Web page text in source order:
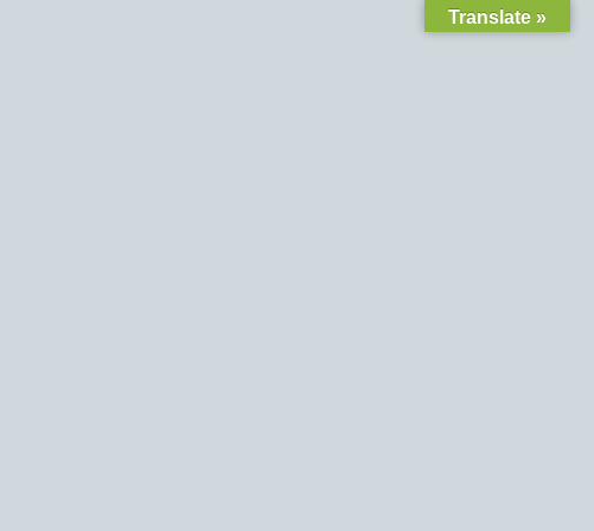
Translate »